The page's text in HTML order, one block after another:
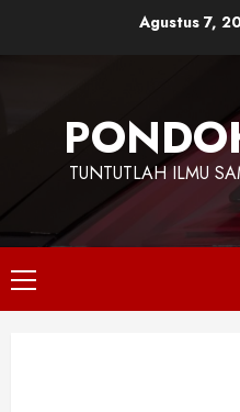
Agustus 7,
TUNTUTLAH ILMU
Primary
Menu